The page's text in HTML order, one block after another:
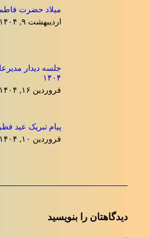
میلاد حضرت
اردیبهشت ۹, ۱۴۰۴
جلسه دیدار
۱۴۰۴
فروردین ۱۶, ۱۴۰۴
پیام تبریک عید
فروردین ۱۰, ۱۴۰۴
دیدگاهتان را بنویسید